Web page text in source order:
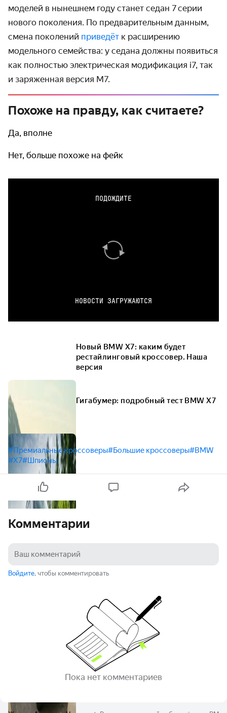
моделей в нынешнем году станет седан 7 серии
нового поколения. По предварительным данным,
смена поколений приведёт к расширению
модельного семейства: у седана должны появиться
как полностью электрическая модификация i7, так
и заряженная версия M7.
Похоже на правду, как считаете?
Да, вполне
Нет, больше похоже на фейк
ПОДОЖДИТЕ
НОВОСТИ ЗАГРУЖАЮТСЯ
Новый BMW X7: каким будет
рестайлинговый кроссовер. Наша
версия
Гигабумер: подробный тест BMW X7
#Премиальные кроссоверы#Большие кроссоверы#BMW
#X7#Шпионы
Комментарии
Войдите, чтобы комментировать
Пока нет комментариев